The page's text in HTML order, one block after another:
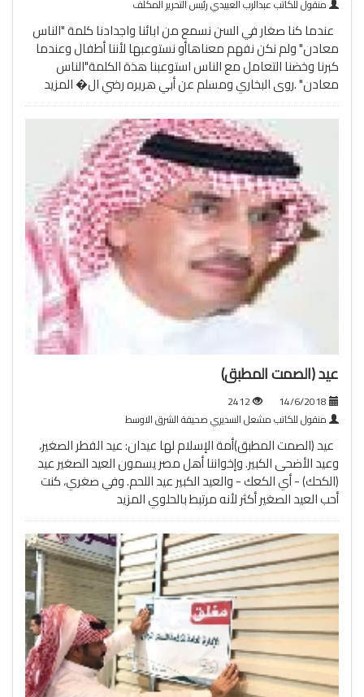
منقول للكاتب عبدالرب العبيدي رئيس التحرير المكلف
عندما كنا صغار في السن نسمع من ابائنا واجدادنا كلمة "الناس
معادن" ولم نكن نفهم معناهاأو نستوعبها لأننا أطفال وعندما
كبرنا وخضنا التعامل مع الناس استوعبنا هذة الكلمة"الناس
معادن" .روى البخاري ومسلم عن أبي هريره رضي ال�المزيد
عيد (الصمت المطبق)
2412
منقول للكاتب مشعل السديري صحيفة الشرق الاوسط
عيد (الصمت المطبق)أمة الإسلام لها عيدان: عيد الفطر الصغير،
وعيد الأضحى الكبير. وإخواننا أهل مصر يسمون العيد الصغير عيد
(الكحك) - أي الكعك - والعيد الكبير عيد اللحم. وفي صغري، كنت
أحب العيد الصغير أكثر لأنه مرتبط بالحلويالمزيد